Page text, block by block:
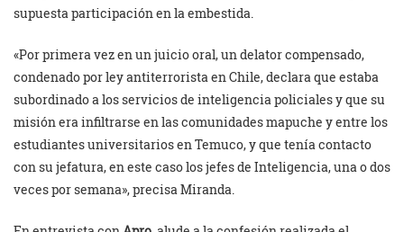
supuesta participación en la embestida.
«Por primera vez en un juicio oral, un delator compensado,
condenado por ley antiterrorista en Chile, declara que estaba
subordinado a los servicios de inteligencia policiales y que su
misión era infiltrarse en las comunidades mapuche y entre los
estudiantes universitarios en Temuco, y que tenía contacto
con su jefatura, en este caso los jefes de Inteligencia, una o dos
veces por semana», precisa Miranda.